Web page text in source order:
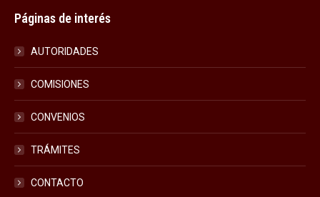
Páginas de interés
AUTORIDADES
COMISIONES
CONVENIOS
TRÁMITES
CONTACTO